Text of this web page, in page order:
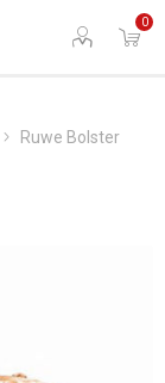
0
Ruwe Bolster